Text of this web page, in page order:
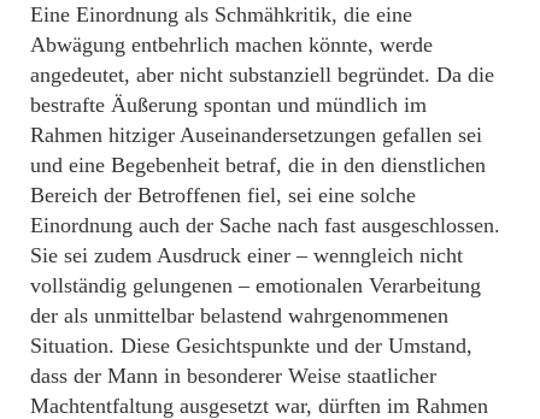
Eine Einordnung als Schmähkritik, die eine
Abwägung entbehrlich machen könnte, werde
angedeutet, aber nicht substanziell begründet. Da die
bestrafte Äußerung spontan und mündlich im
Rahmen hitziger Auseinandersetzungen gefallen sei
und eine Begebenheit betraf, die in den dienstlichen
Bereich der Betroffenen fiel, sei eine solche
Einordnung auch der Sache nach fast ausgeschlossen.
Sie sei zudem Ausdruck einer – wenngleich nicht
vollständig gelungenen – emotionalen Verarbeitung
der als unmittelbar belastend wahrgenommenen
Situation. Diese Gesichtspunkte und der Umstand,
dass der Mann in besonderer Weise staatlicher
Machtentfaltung ausgesetzt war, dürften im Rahmen